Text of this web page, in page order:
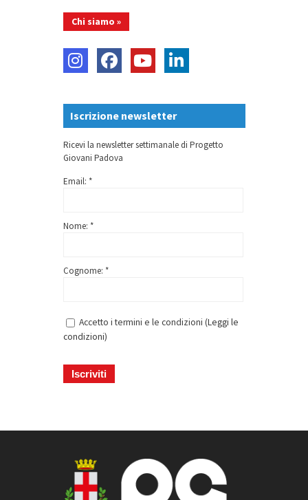
Chi siamo »
Iscrizione newsletter
Ricevi la newsletter settimanale di Progetto
Giovani Padova
Email: *
Nome: *
Cognome: *
Accetto i termini e le condizioni (Leggi le
condizioni)